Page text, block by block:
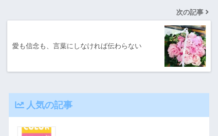
次の記事
愛も信念も、言葉にしなければ伝わらない
人気の記事